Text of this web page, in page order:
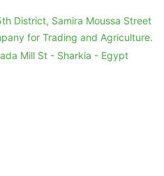
District, Samira Moussa Street
for Trading and Agriculture.
Mill St - Sharkia - Egypt